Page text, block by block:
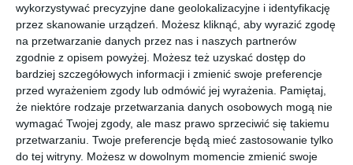
wykorzystywać precyzyjne dane geolokalizacyjne i identyfikację
przez skanowanie urządzeń. Możesz kliknąć, aby wyrazić zgodę
na przetwarzanie danych przez nas i naszych partnerów
zgodnie z opisem powyżej. Możesz też uzyskać dostęp do
bardziej szczegółowych informacji i zmienić swoje preferencje
przed wyrażeniem zgody lub odmówić jej wyrażenia.
Pamiętaj,
że niektóre rodzaje przetwarzania danych osobowych mogą nie
wymagać Twojej zgody, ale masz prawo sprzeciwić się takiemu
przetwarzaniu. Twoje preferencje będą mieć zastosowanie tylko
do tej witryny. Możesz w dowolnym momencie zmienić swoje
INSPIRACJA
Projekt domu z ogrodem